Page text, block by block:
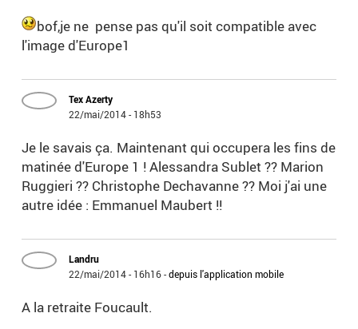
bof,je ne pense pas qu'il soit compatible avec
l'image d'Europe1
Tex Azerty
22/mai/2014 - 18h53
Je le savais ça. Maintenant qui occupera les fins de
matinée d'Europe 1 ! Alessandra Sublet ?? Marion
Ruggieri ?? Christophe Dechavanne ?? Moi j'ai une
autre idée : Emmanuel Maubert !!
Landru
22/mai/2014 - 16h16-depuis l'application mobile
A la retraite Foucault.